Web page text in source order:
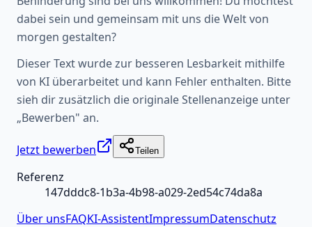
dabei sein und gemeinsam mit uns die Welt von
morgen gestalten?
Dieser Text wurde zur besseren Lesbarkeit mithilfe
von KI überarbeitet und kann Fehler enthalten. Bitte
sieh dir zusätzlich die originale Stellenanzeige unter
„Bewerben" an.
Jetzt bewerben Teilen
Referenz
147dddc8-1b3a-4b98-a029-2ed54c74da8a
Über unsFAQKI-AssistentImpressumDatenschutz